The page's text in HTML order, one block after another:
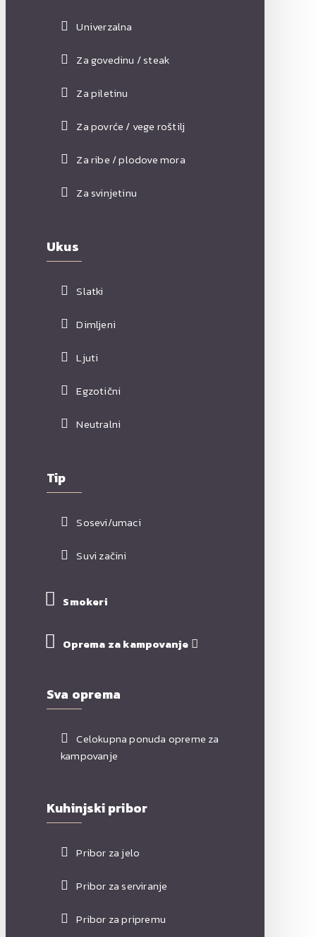
Univerzalna
Za govedinu / steak
Za piletinu
Za povrće / vege roštilj
Za ribe / plodove mora
Za svinjetinu
Ukus
Slatki
Dimljeni
Ljuti
Egzotični
Neutralni
Tip
Sosevi/umaci
Suvi začini
Smokeri
Oprema za kampovanje
Sva oprema
Celokupna ponuda opreme za
kampovanje
Kuhinjski pribor
Pribor za jelo
Pribor za serviranje
Pribor za pripremu